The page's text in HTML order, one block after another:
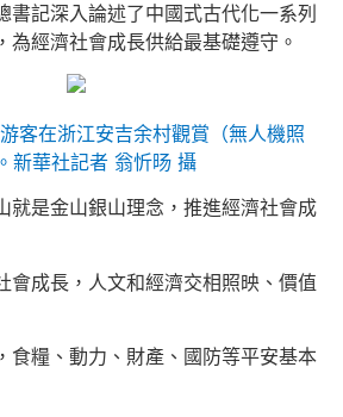
記深入論述了中國式古代化一系列
為經濟社會成長供給最基礎遵守。
客在浙江安吉余村觀賞（無人機照
新華社記者 翁忻旸 攝
是金山銀山理念，推進經濟社會成
成長，人文和經濟交相照映、價值
糧、動力、財產、國防等平安基本